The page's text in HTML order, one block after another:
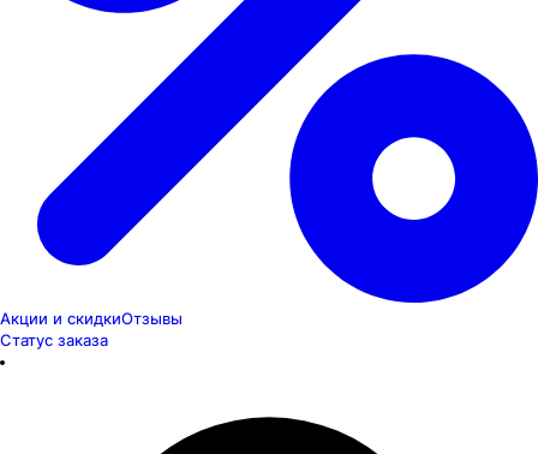
Акции и скидкиОтзывы
Статус заказа